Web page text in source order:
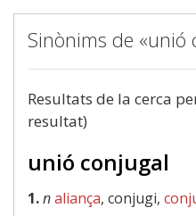
Sinònims de «unió
Resultats de la cerca
resultat)
unió conjugal
1.naliança, conjugi,